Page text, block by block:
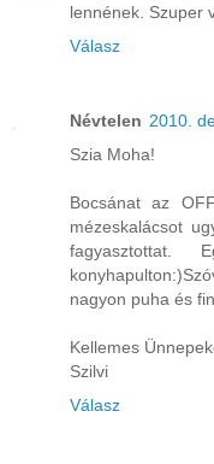
lennének. Szuper
Válasz
Névtelen 2010.
Szia Moha!
Bocsánat az
mézeskalácsot
fagyasztottat.
nagyon puha és
Kellemes
Szilvi
Válasz